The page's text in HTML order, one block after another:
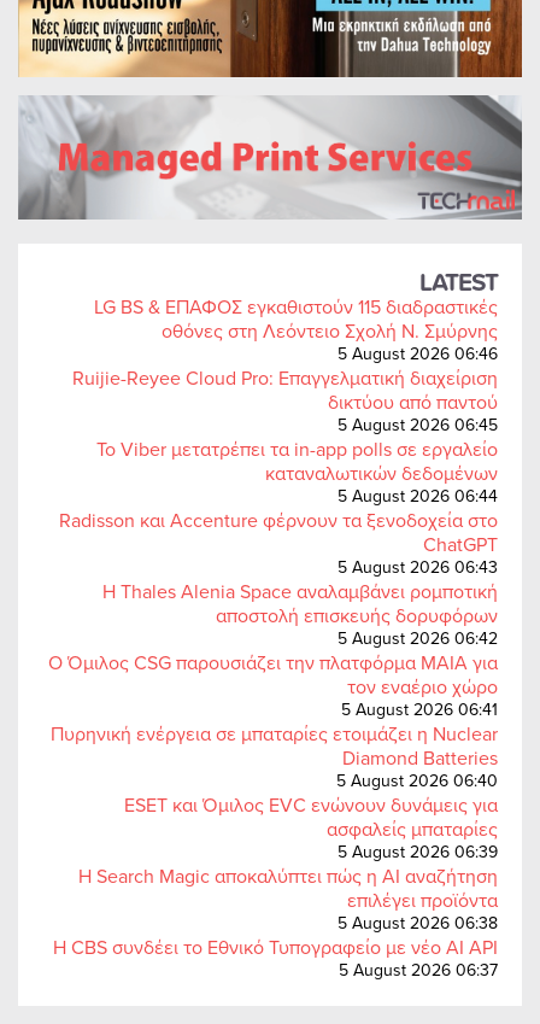
LATEST
LG BS & ΕΠΑΦΟΣ εγκαθιστούν 115 διαδραστικές
οθόνες στη Λεόντειο Σχολή Ν. Σμύρνης
5 August 2026 06:46
Ruijie-Reyee Cloud Pro: Επαγγελματική διαχείριση
δικτύου από παντού
5 August 2026 06:45
Το Viber μετατρέπει τα in-app polls σε εργαλείο
καταναλωτικών δεδομένων
5 August 2026 06:44
Radisson και Accenture φέρνουν τα ξενοδοχεία στο
ChatGPT
5 August 2026 06:43
Η Thales Alenia Space αναλαμβάνει ρομποτική
αποστολή επισκευής δορυφόρων
5 August 2026 06:42
Ο Όμιλος CSG παρουσιάζει την πλατφόρμα MAIA για
τον εναέριο χώρο
5 August 2026 06:41
Πυρηνική ενέργεια σε μπαταρίες ετοιμάζει η Nuclear
Diamond Batteries
5 August 2026 06:40
ESET και Όμιλος EVC ενώνουν δυνάμεις για
ασφαλείς μπαταρίες
5 August 2026 06:39
Η Search Magic αποκαλύπτει πώς η AI αναζήτηση
επιλέγει προϊόντα
5 August 2026 06:38
Η CBS συνδέει το Εθνικό Τυπογραφείο με νέο AI API
5 August 2026 06:37